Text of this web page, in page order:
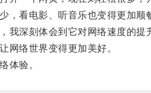
看电影、听音乐也变得更加顺
深刻体会到它对网络速度的提
络世界变得更加美好。
体验。